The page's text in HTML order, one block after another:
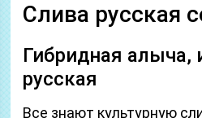
Слива русская
Гибридная алыча,
русская
Все знают культурную